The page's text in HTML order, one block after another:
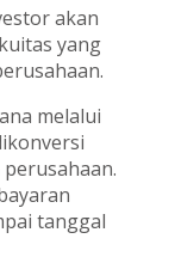
akan
yang
melalui
tanggal